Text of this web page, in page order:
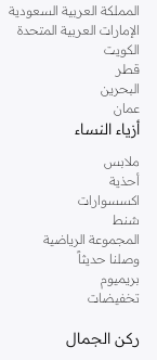
البلوزات الراقية وأكثر
القمصان, البيجامات
اطلب ريزيرفد اون لاين و
اون لاين أكثر سهولة.
المملكة العربية السعودية
الإمارات العربية المتحدة
الكويت
قطر
البحرين
عمان
أزياء النساء
ملابس
أحذية
اكسسوارات
شنط
المجموعة الرياضية
وصلنا حديثاً
بريميوم
تخفيضات
ركن الجمال